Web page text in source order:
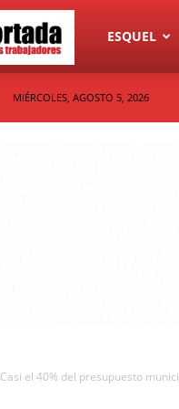
Diario
ESQUEL
MIÉRCOLES, AGOSTO 5, 2026
Casi el 40% del presupuesto